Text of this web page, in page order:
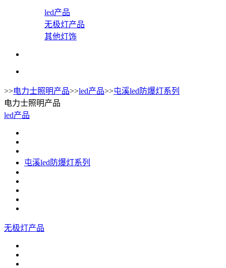
led产品
无极灯产品
其他灯饰
>>电力士照明产品>>led产品>>屯溪led防爆灯系列
电力士照明产品
led产品
屯溪led防爆灯系列
无极灯产品